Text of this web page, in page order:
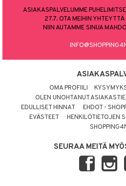
ASIAKASPALVELUMME
27.7. OTA MEIHIN
NIIN AUTAMME SINUA
OMA PROFIILI
OLEN UNOHTANUT
EDULLISET HINNAT
EHDOT -
EVÄSTEET
HENKILÖTIETOJEN
SEURAA MEITÄ